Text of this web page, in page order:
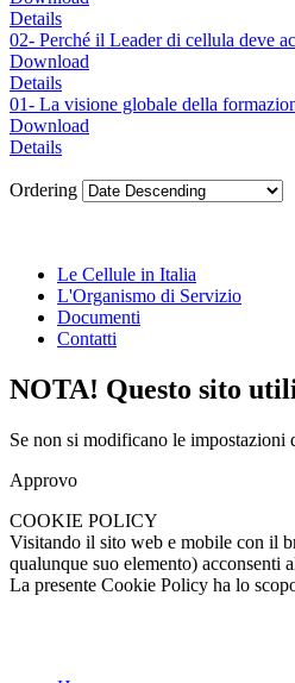
Details
02- Perché il Leader di cellula deve
Download
Details
01- La visione globale della
Download
Details
Ordering
Le Cellule in Italia
L'Organismo di Servizio
Documenti
Contatti
NOTA! Questo sito
Se non si modificano le impostazioni
Approvo
COOKIE POLICY
Visitando il sito web e mobile con il
qualunque suo elemento)
La presente Cookie Policy ha lo